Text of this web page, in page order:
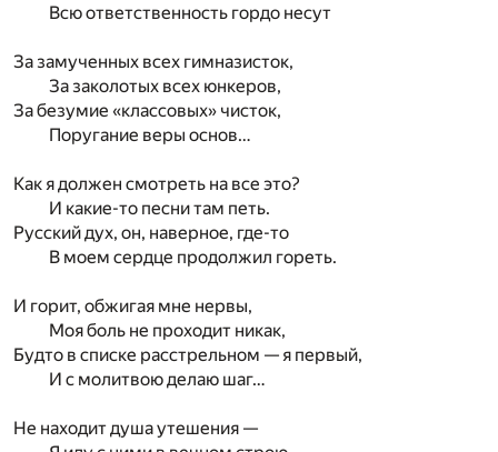
Всю ответственность гордо несут
За замученных всех гимназисток,
За заколотых всех юнкеров,
За безумие «классовых» чисток,
Поругание веры основ…
Как я должен смотреть на все это?
И какие-то песни там петь.
Русский дух, он, наверное, где-то
В моем сердце продолжил гореть.
И горит, обжигая мне нервы,
Моя боль не проходит никак,
Будто в списке расстрельном — я первый,
И с молитвою делаю шаг…
Не находит душа утешения —